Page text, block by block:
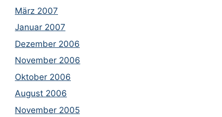
März 2007
Januar 2007
Dezember 2006
November 2006
Oktober 2006
August 2006
November 2005